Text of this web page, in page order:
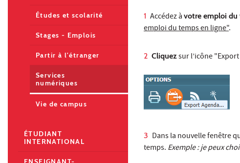
Accédez à votre emploi du
emploi du temps en ligne".
Cliquezsur l’icône
Dans la nouvelle fenêtre
temps. Exemple : je peux
Études et scolarité
Stages - Emplois
Partir à l'étranger
Services
numériques
Vie de campus
ÉTUDIANT
INTERNATIONAL